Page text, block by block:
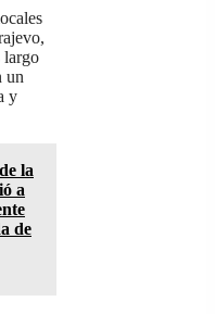
largo
un
y
la
a
de